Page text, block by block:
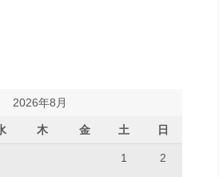
2026年8月
木 金 土 日
1 2